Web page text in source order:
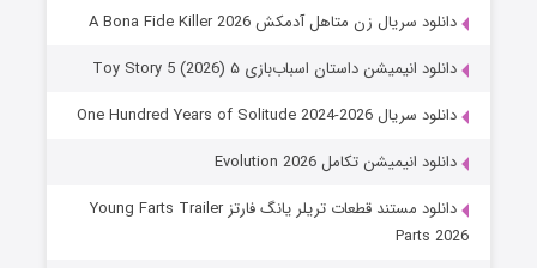
دانلود سریال زن متاهل آدمکش A Bona Fide Killer 2026
دانلود انیمیشن داستان اسباب‌بازی ۵ Toy Story 5 (2026)
دانلود سریال One Hundred Years of Solitude 2024-2026
دانلود انیمیشن تکامل Evolution 2026
دانلود مستند قطعات تریلر یانگ فارتز Young Farts Trailer
Parts 2026